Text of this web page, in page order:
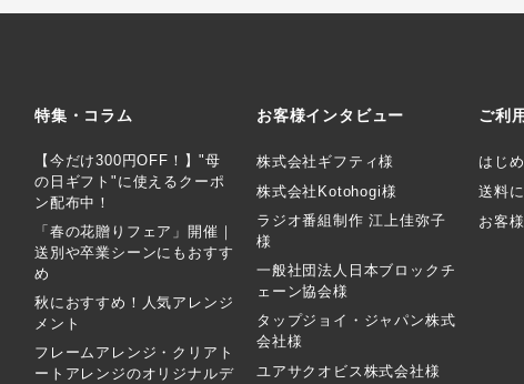
特集・コラム
【今だけ300円OFF！】"母
の日ギフト"に使えるクーポ
ン配布中！
「春の花贈りフェア」開催｜
送別や卒業シーンにもおすす
め
秋におすすめ！人気アレンジ
メント
フレームアレンジ・クリアト
ートアレンジのオリジナルデ
お客様インタビュー
株式会社ギフティ様
株式会社Kotohogi様
ラジオ番組制作 江上佳弥子
様
一般社団法人日本ブロックチ
ェーン協会様
タップジョイ・ジャパン株式
会社様
ユアサクオビス株式会社様
ご利
はじ
送料
お客